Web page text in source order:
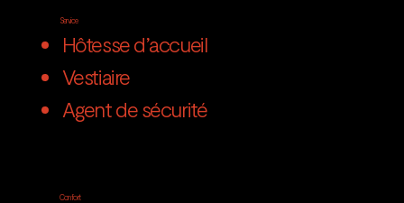
Service
Hôtesse d’accueil
Vestiaire
Agent de sécurité
Confort